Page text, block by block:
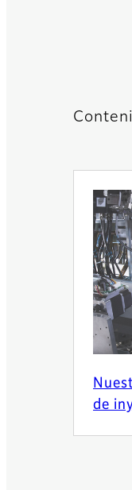
de